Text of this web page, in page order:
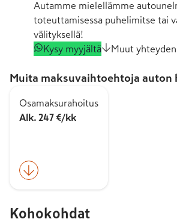
Autamme mielellämme
toteuttamisessa puhelimitse tai
välityksellä!
Kysy myyjältä
Muut
Muita maksuvaihtoehtoja auton
Osamaksurahoitus
Alk. 247 €/kk
Kohokohdat